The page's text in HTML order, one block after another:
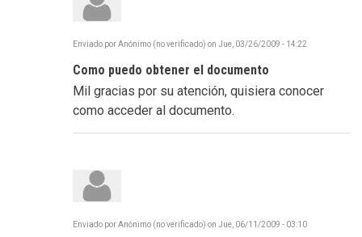
Enviado porAnónimo (no verificado) on Jue, 03/26/2009 - 14:22
Como puedo obtener el documento
Mil gracias por su atención, quisiera conocer
como acceder al documento.
Enviado porAnónimo (no verificado) on Jue, 06/11/2009 - 03:10